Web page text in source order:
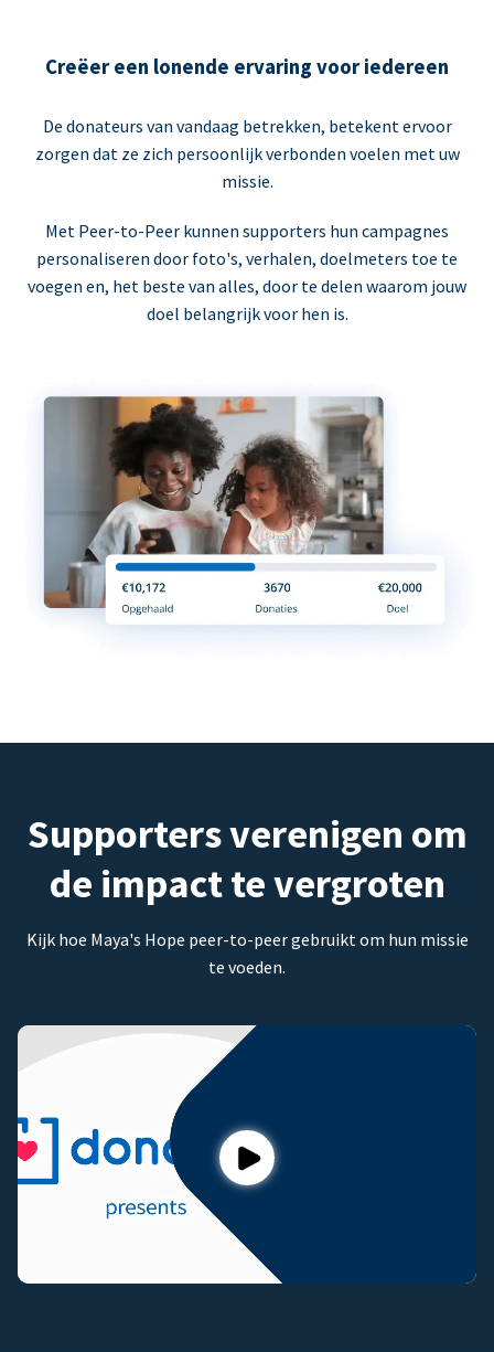
Creëer een lonende ervaring voor iedereen
De donateurs van vandaag betrekken, betekent ervoor
zorgen dat ze zich persoonlijk verbonden voelen met uw
missie.
Met Peer-to-Peer kunnen supporters hun campagnes
personaliseren door foto's, verhalen, doelmeters toe te
voegen en, het beste van alles, door te delen waarom jouw
doel belangrijk voor hen is.
Supporters verenigen om
de impact te vergroten
Kijk hoe Maya's Hope peer-to-peer gebruikt om hun missie
te voeden.
Play